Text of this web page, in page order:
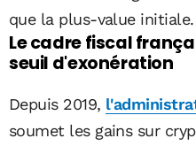
que la plus-value initiale.
Le cadre fiscal
seuil d'exonération
Depuis 2019,
soumet les gains sur